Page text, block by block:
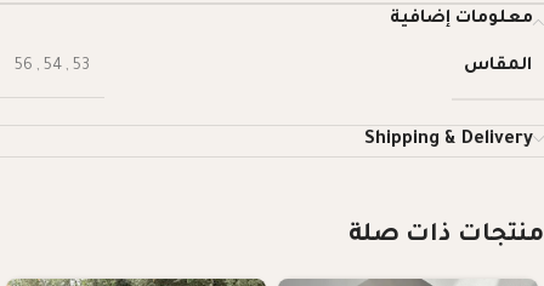
معلومات إضافية
المقاس 53
,
54
,
56
Shipping & Delivery
منتجات ذات صلة